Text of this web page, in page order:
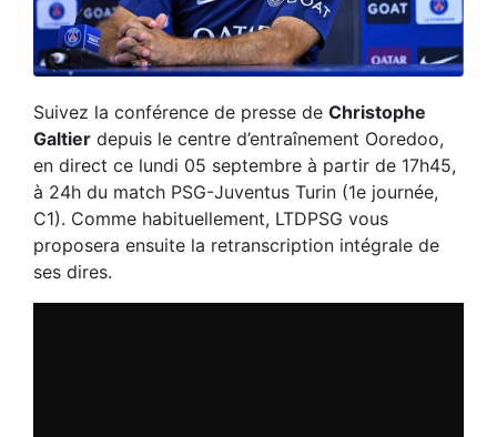
Suivez la conférence de presse de Christophe
Galtier depuis le centre d’entraînement Ooredoo,
en direct ce lundi 05 septembre à partir de 17h45,
à 24h du match PSG-Juventus Turin (1e journée,
C1). Comme habituellement, LTDPSG vous
proposera ensuite la retranscription intégrale de
ses dires.